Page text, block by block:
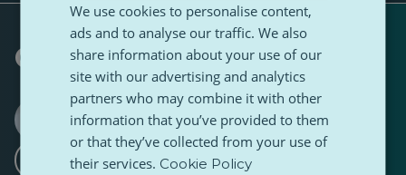
Geschreven door
Lucia Kučerová
Ik wil volgen
We use cookies to personalise content,
ads and to analyse our traffic. We also
share information about your use of our
site with our advertising and analytics
partners who may combine it with other
information that you’ve provided to them
or that they’ve collected from your use of
their services. Cookie Policy